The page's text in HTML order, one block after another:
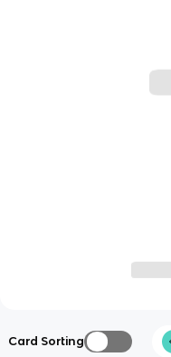
Card Sorting